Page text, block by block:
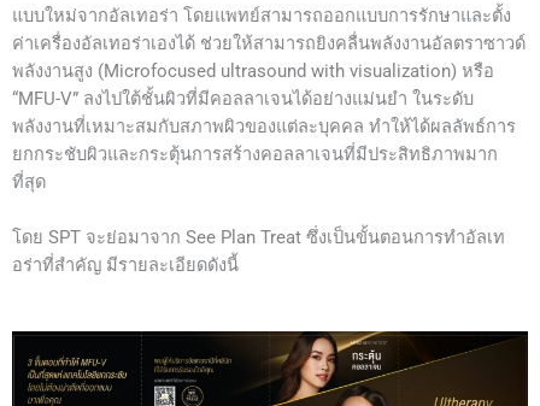
แบบใหม่จากอัลเทอร่า โดยแพทย์สามารถออกแบบการรักษาและตั้ง
ค่าเครื่องอัลเทอร่าเองได้ ช่วยให้สามารถยิงคลื่นพลังงานอัลตราซาวด์
พลังงานสูง (Microfocused ultrasound with visualization) หรือ
“MFU-V” ลงไปใต้ชั้นผิวที่มีคอลลาเจนได้อย่างแม่นยำ ในระดับ
พลังงานที่เหมาะสมกับสภาพผิวของแต่ละบุคคล ทำให้ได้ผลลัพธ์การ
ยกกระชับผิวและกระตุ้นการสร้างคอลลาเจนที่มีประสิทธิภาพมาก
ที่สุด
โดย SPT จะย่อมาจาก See Plan Treat ซึ่งเป็นขั้นตอนการทำอัลเท
อร่าที่สำคัญ มีรายละเอียดดังนี้